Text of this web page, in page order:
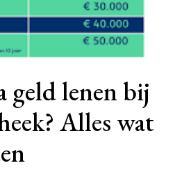
geld lenen bij
Alles wat